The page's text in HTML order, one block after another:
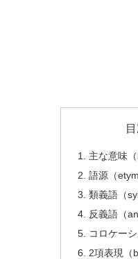
主な意味
語源（
類義語（
反義語（
コロケー
2項表現（